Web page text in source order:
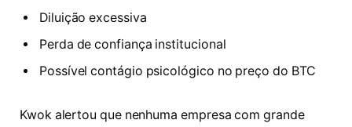
Diluição excessiva
Perda de confiança institucional
Possível contágio psicológico no preço do BTC
Kwok alertou que nenhuma empresa com grande